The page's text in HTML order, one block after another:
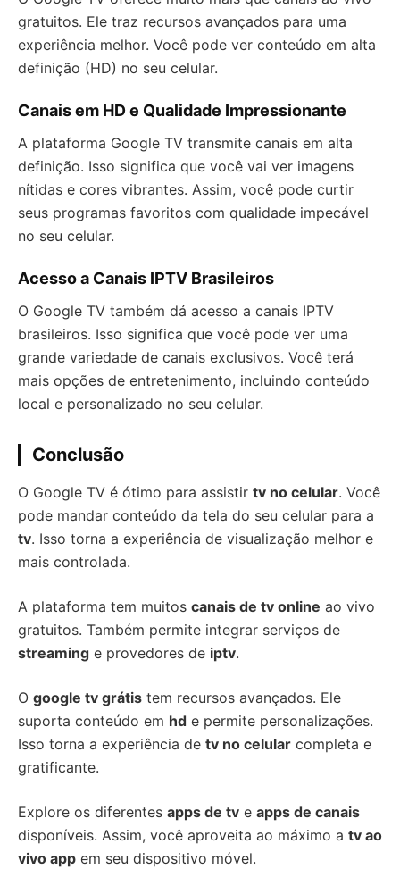
gratuitos. Ele traz recursos avançados para uma
experiência melhor. Você pode ver conteúdo em alta
definição (HD) no seu celular.
Canais em HD e Qualidade Impressionante
A plataforma Google TV transmite canais em alta
definição. Isso significa que você vai ver imagens
nítidas e cores vibrantes. Assim, você pode curtir
seus programas favoritos com qualidade impecável
no seu celular.
Acesso a Canais IPTV Brasileiros
O Google TV também dá acesso a canais IPTV
brasileiros. Isso significa que você pode ver uma
grande variedade de canais exclusivos. Você terá
mais opções de entretenimento, incluindo conteúdo
local e personalizado no seu celular.
Conclusão
O Google TV é ótimo para assistir tv no celular. Você
pode mandar conteúdo da tela do seu celular para a
tv. Isso torna a experiência de visualização melhor e
mais controlada.
A plataforma tem muitos canais de tv online ao vivo
gratuitos. Também permite integrar serviços de
streaming e provedores de iptv.
O google tv grátis tem recursos avançados. Ele
suporta conteúdo em hd e permite personalizações.
Isso torna a experiência de tv no celular completa e
gratificante.
Explore os diferentes apps de tv e apps de canais
disponíveis. Assim, você aproveita ao máximo a tv ao
vivo app em seu dispositivo móvel.